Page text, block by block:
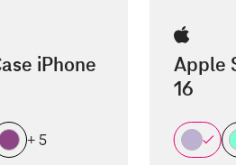
iPhone
+ 5
Apple
16